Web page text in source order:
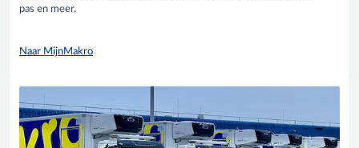
pas en meer.
Naar MijnMakro